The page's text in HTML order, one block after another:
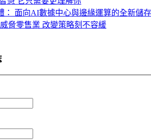
： 面向AI數據中心與邊緣運算的全新儲
威脅零售業 改變策略刻不容緩